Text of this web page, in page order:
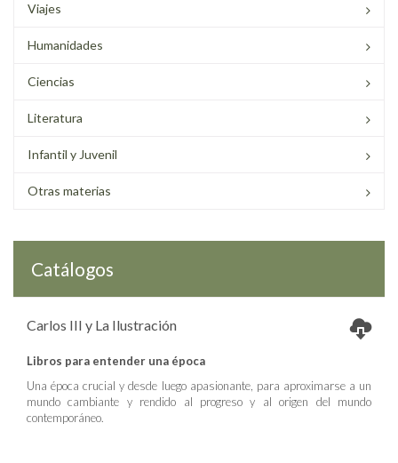
Viajes
Humanidades
Ciencias
Literatura
Infantil y Juvenil
Otras materias
Catálogos
Carlos III y La Ilustración
Libros para entender una época
Una época crucial y desde luego apasionante, para aproximarse a un
mundo cambiante y rendido al progreso y al origen del mundo
contemporáneo.